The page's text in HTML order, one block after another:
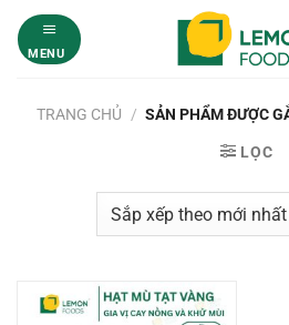
qua
MENU
TRANG CHỦ / SẢN PHẨM ĐƯỢC
LỌC